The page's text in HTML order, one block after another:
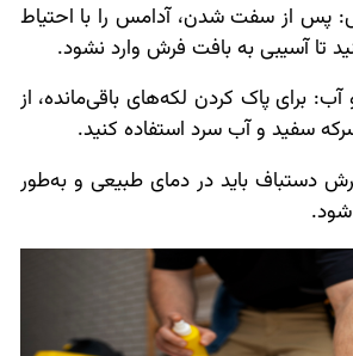
پس از سفت شدن، آدامس را با احتیاط
تا آسیبی به بافت فرش وارد نشود.
برای پاک کردن لکه‌های باقی‌مانده، از
سفید و آب سرد استفاده کنید.
دستباف باید در دمای طبیعی و به‌طور